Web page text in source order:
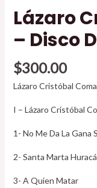
Lázaro
– Disco
$300.00
Lázaro Cristóbal
I – Lázaro Cristóbal
1- No Me Da La Gana
2- Santa Marta
3- A Quien Matar